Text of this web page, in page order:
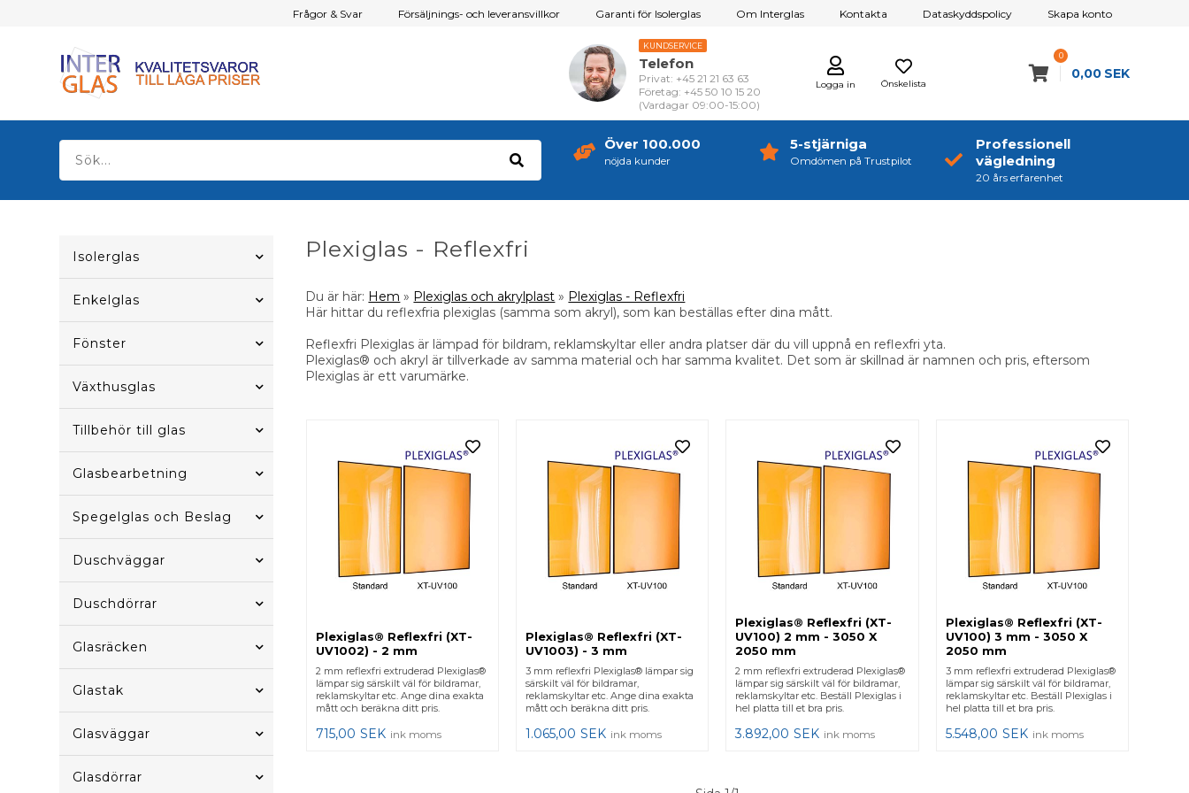
Frågor & Svar Försäljnings- och leveransvillkor Garanti för Isolerglas Om Interglas Kontakta Dataskyddspolicy Skapa konto
Önskelista
Logga in
KUNDSERVICE
Telefon
Privat: +45 21 21 63 63
Företag: +45 50 10 15 20
(Vardagar 09:00-15:00)
0
0,00 SEK
Över 100.000
nöjda kunder
5-stjärniga
Omdömen på Trustpilot
Professionell
vägledning
20 års erfarenhet
Isolerglas
Enkelglas
Fönster
Växthusglas
Tillbehör till glas
Glasbearbetning
Spegelglas och Beslag
Duschväggar
Duschdörrar
Glasräcken
Glastak
Glasväggar
Glasdörrar
Plexiglas - Reflexfri
Du är här: Hem » Plexiglas och akrylplast » Plexiglas - Reflexfri
Här hittar du reflexfria plexiglas (samma som akryl), som kan beställas efter dina mått.
Reflexfri Plexiglas är lämpad för bildram, reklamskyltar eller andra platser där du vill uppnå en reflexfri yta.
Plexiglas® och akryl är tillverkade av samma material och har samma kvalitet. Det som är skillnad är namnen och pris, eftersom
Plexiglas är ett varumärke.
Plexiglas® Reflexfri (XT-
UV1002) - 2 mm
2 mm reflexfri extruderad Plexiglas®
lämpar sig särskilt väl för bildramar,
reklamskyltar etc. Ange dina exakta
mått och beräkna ditt pris.
715,00 SEK ink moms
Plexiglas® Reflexfri (XT-
UV1003) - 3 mm
3 mm reflexfri Plexiglas® lämpar sig
särskilt väl för bildramar,
reklamskyltar etc. Ange dina exakta
mått och beräkna ditt pris.
1.065,00 SEK ink moms
Plexiglas® Reflexfri (XT-
UV100) 2 mm - 3050 X
2050 mm
2 mm reflexfri extruderad Plexiglas®
lämpar sig särskilt väl för bildramar,
reklamskyltar etc. Beställ Plexiglas i
hel platta till et bra pris.
3.892,00 SEK ink moms
Plexiglas® Reflexfri (XT-
UV100) 3 mm - 3050 X
2050 mm
3 mm reflexfri extruderad Plexiglas®
lämpar sig särskilt väl för bildramar,
reklamskyltar etc. Beställ Plexiglas i
hel platta till et bra pris.
5.548,00 SEK ink moms